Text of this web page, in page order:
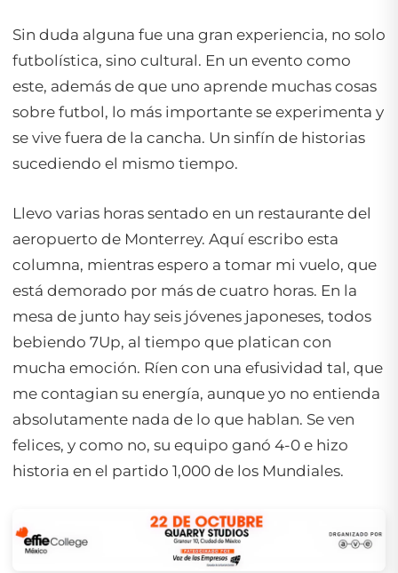
Sin duda alguna fue una gran experiencia, no solo
futbolística, sino cultural. En un evento como
este, además de que uno aprende muchas cosas
sobre futbol, lo más importante se experimenta y
se vive fuera de la cancha. Un sinfín de historias
sucediendo el mismo tiempo.
Llevo varias horas sentado en un restaurante del
aeropuerto de Monterrey. Aquí escribo esta
columna, mientras espero a tomar mi vuelo, que
está demorado por más de cuatro horas. En la
mesa de junto hay seis jóvenes japoneses, todos
bebiendo 7Up, al tiempo que platican con
mucha emoción. Ríen con una efusividad tal, que
me contagian su energía, aunque yo no entienda
absolutamente nada de lo que hablan. Se ven
felices, y como no, su equipo ganó 4-0 e hizo
historia en el partido 1,000 de los Mundiales.